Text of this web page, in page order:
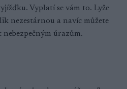
Vyplatí se vám to. Lyže
nezestárnou a navíc můžete
nebezpečným úrazům.